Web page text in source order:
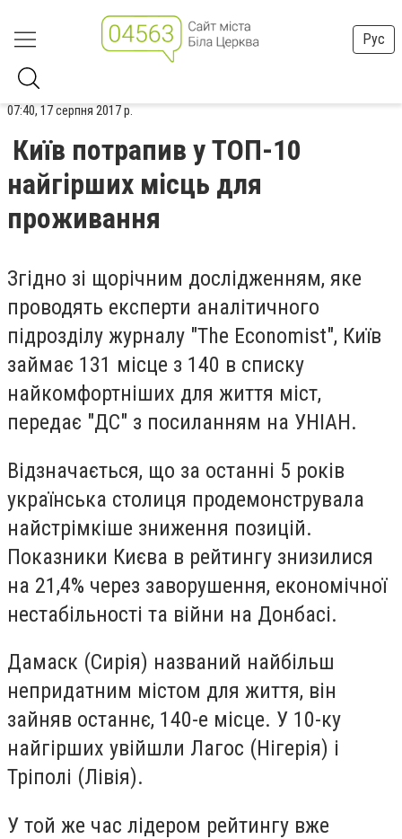
Рус
07:40, 17 серпня 2017 р.
Київ потрапив у ТОП-10
найгірших місць для
проживання
Згідно зі щорічним дослідженням, яке
проводять експерти аналітичного
підрозділу журналу "The Economist", Київ
займає 131 місце з 140 в списку
найкомфортніших для життя міст,
передає "ДС" з посиланням на УНІАН.
Відзначається, що за останні 5 років
українська столиця продемонструвала
найстрімкіше зниження позицій.
Показники Києва в рейтингу знизилися
на 21,4% через заворушення, економічної
нестабільності та війни на Донбасі.
Дамаск (Сирія) названий найбільш
непридатним містом для життя, він
зайняв останнє, 140-е місце. У 10-ку
найгірших увійшли Лагос (Нігерія) і
Тріполі (Лівія).
У той же час лідером рейтингу вже